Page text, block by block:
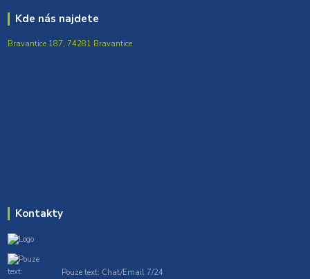
Kde nás najdete
Bravantice 187, 74281 Bravantice
Kontakty
Pouze text: Chat/Email 7/24